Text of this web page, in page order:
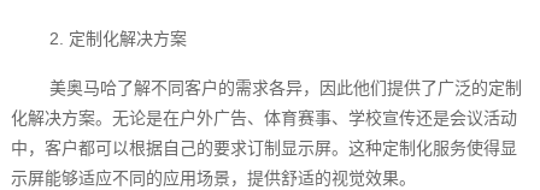
2. 定制化解决方案
美奥马哈了解不同客户的需求各异，因此他们提供了广泛的定制
化解决方案。无论是在户外广告、体育赛事、学校宣传还是会议活动
中，客户都可以根据自己的要求订制显示屏。这种定制化服务使得显
示屏能够适应不同的应用场景，提供舒适的视觉效果。